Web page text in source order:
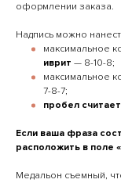
оформлении заказа.
Надпись можно
максимальное
иврит — 8-10-8;
максимальное
7-8-7;
пробел
Если ваша фраза
расположить в поле
Медальон съемный,